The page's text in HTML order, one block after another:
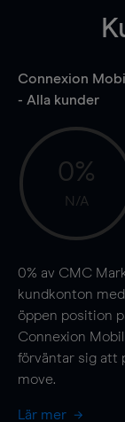
Connexion
- Alla kunder
0%
N/A
0% av CMC
kundkonton
öppen position
Connexion
förväntar sig att
move.
Lär mer